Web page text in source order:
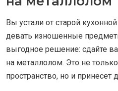
Вы устали от старой
девать изношенные
выгодное решение: сдайте
на металлолом. Это не
пространство, но и принесет